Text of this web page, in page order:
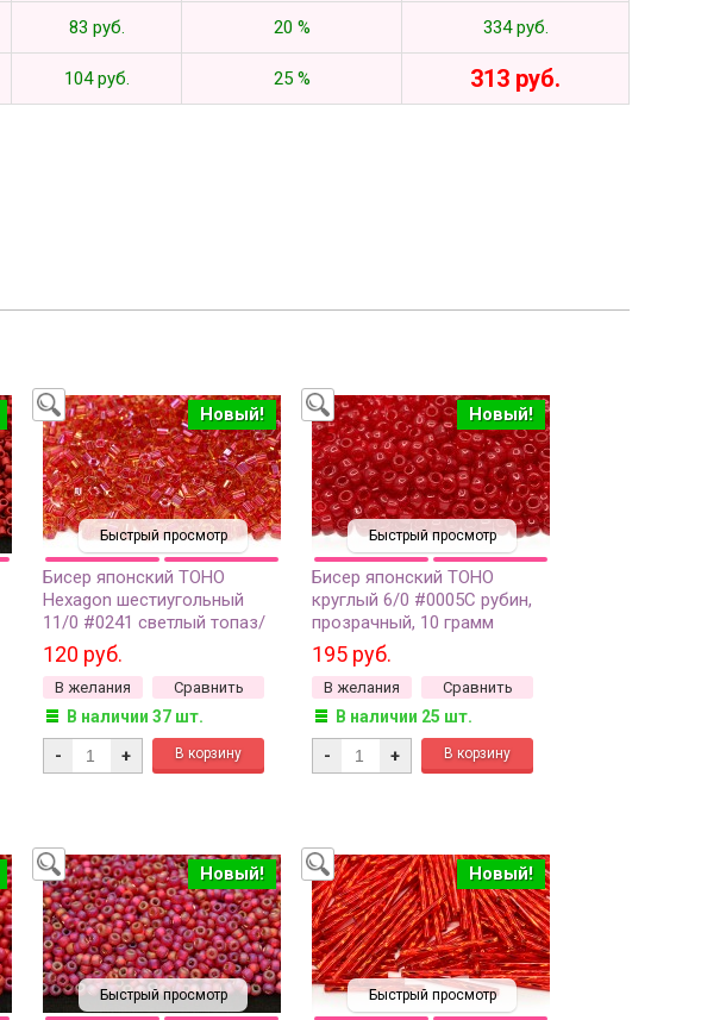
83 руб. 20 % 334 руб.
104 руб. 25 % 313 руб.
Быстрый просмотр
Новый!
Бисер японский TOHO
Hexagon шестиугольный
11/0 #0241 светлый топаз/
розовато-лиловый
радужный, окрашенный
изнутри, 5 грамм
120 руб.
В желания Сравнить
В наличии 37 шт.
- +
Быстрый просмотр
Новый!
Бисер японский TOHO
круглый 6/0 #0005C рубин,
прозрачный, 10 грамм
195 руб.
В желания Сравнить
В наличии 25 шт.
- +
Быстрый просмотр
Новый!
Быстрый просмотр
Новый!